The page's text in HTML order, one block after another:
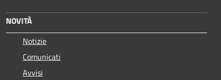
NOVITÀ
Notizie
Comunicati
Avvisi